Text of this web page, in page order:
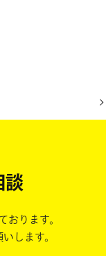
談
おります。
します。